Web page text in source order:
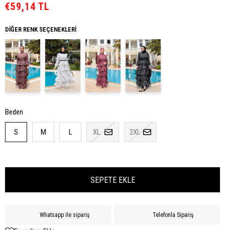
€59,14 TL
DIĞER RENK SEÇENEKLERI
Beden
S M L XL 2XL
Whatsapp ile sipariş Telefonla Sipariş